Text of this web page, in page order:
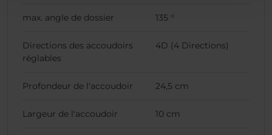
max. angle de dossier 135 °
Directions des accoudoirs
réglables
4D (4 Directions)
Profondeur de l'accoudoir 24,5 cm
Largeur de l'accoudoir 10 cm